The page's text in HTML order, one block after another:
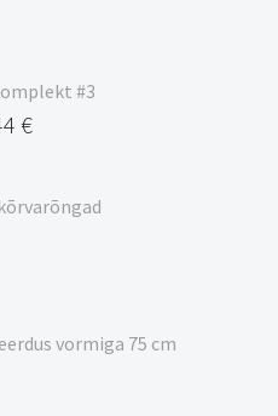
#3
€
vormiga 75 cm